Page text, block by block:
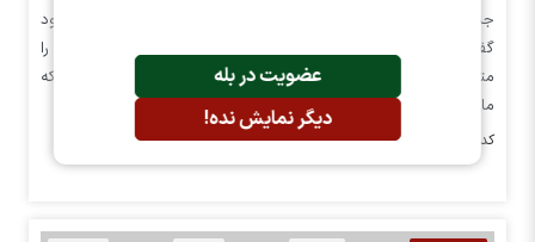
عضویت در بله
دیگر نمایش نده!
جدید وجود داشت که البته خیلی از این متغیرها دست بورس نبود
گفت: هم در مجلس و هم دولت تلاش شد که مصوباتی که بورس را
متلاطم می کند مصوب نشود که خوب هم بود و نتیجه آن این شد که
ما امروز بازار سرمایه به آرامش نسبی رسیده است.
کد خبر: ۴۳۰۶۹ تاریخ انتشار : ۱۴۰۱/۰۲/۲۷